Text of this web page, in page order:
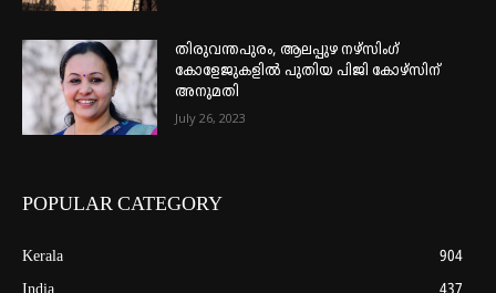
തിരുവന്തപുരം, ആലപ്പുഴ നഴ്‌സിംഗ്
കോളേജുകളില്‍ പുതിയ പിജി കോഴ്‌സിന്
അനുമതി
July 26, 2023
POPULAR CATEGORY
Kerala
904